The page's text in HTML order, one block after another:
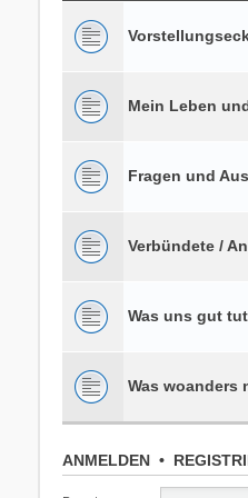
Mein Leben
Fragen und
Verbündete /
Was uns gut
Was woanders
ANMELDEN•